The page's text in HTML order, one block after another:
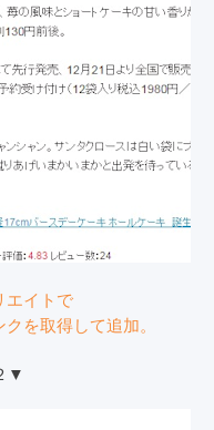
エイトで
を取得して追加。
▼